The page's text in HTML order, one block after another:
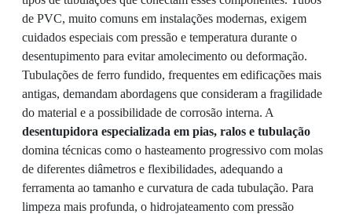
de PVC, muito comuns em instalações modernas, exigem
cuidados especiais com pressão e temperatura durante o
desentupimento para evitar amolecimento ou deformação.
Tubulações de ferro fundido, frequentes em edificações mais
antigas, demandam abordagens que consideram a fragilidade
do material e a possibilidade de corrosão interna. A
desentupidora especializada em pias, ralos e tubulação
domina técnicas como o hasteamento progressivo com molas
de diferentes diâmetros e flexibilidades, adequando a
ferramenta ao tamanho e curvatura de cada tubulação. Para
limpeza mais profunda, o hidrojateamento com pressão